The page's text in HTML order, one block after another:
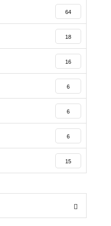
64
18
16
6
6
6
15